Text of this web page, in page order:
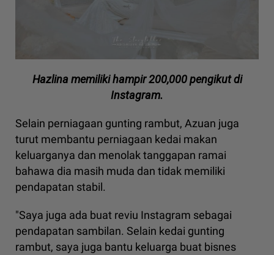
Hazlina memiliki hampir 200,000 pengikut di
Instagram.
Selain perniagaan gunting rambut, Azuan juga
turut membantu perniagaan kedai makan
keluarganya dan menolak tanggapan ramai
bahawa dia masih muda dan tidak memiliki
pendapatan stabil.
"Saya juga ada buat reviu Instagram sebagai
pendapatan sambilan. Selain kedai gunting
rambut, saya juga bantu keluarga buat bisnes